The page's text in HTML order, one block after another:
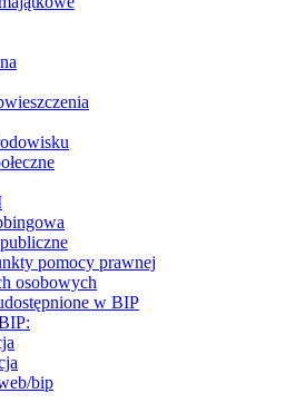
pomocy prawnej
osobowych
w BIP
bip